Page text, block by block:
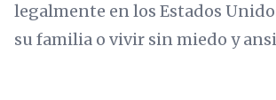
legalmente en los Estados
su familia o vivir sin miedo y